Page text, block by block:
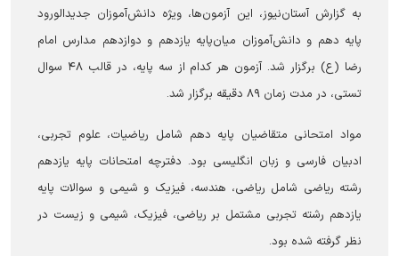
به گزارش آستان‌نیوز، این آزمون‌ها، ویژه دانش‌آموزان جدیدالورود
پایه دهم و دانش‌آموزان میان‌پایه یازدهم و دوازدهم مدارس امام
رضا (ع) برگزار شد. آزمون هر کدام از سه پایه، در قالب ۴۸ سوال
تستی، در مدت زمان ۸۹ دقیقه برگزار شد.
مواد امتحانی متقاضیان پایه دهم شامل ریاضیات، علوم تجربی،
ادبیان فارسی و زبان انگلیسی بود. دفترچه امتحانات پایه یازدهم
رشته ریاضی شامل ریاضی، هندسه، فیزیک و شیمی و سوالات پایه
یازدهم رشته تجربی مشتمل بر ریاضی، فیزیک، شیمی و زیست در
نظر گرفته شده بود.